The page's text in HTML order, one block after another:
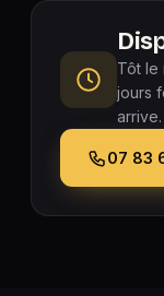
Tôt le
jours
arrive.
07 83